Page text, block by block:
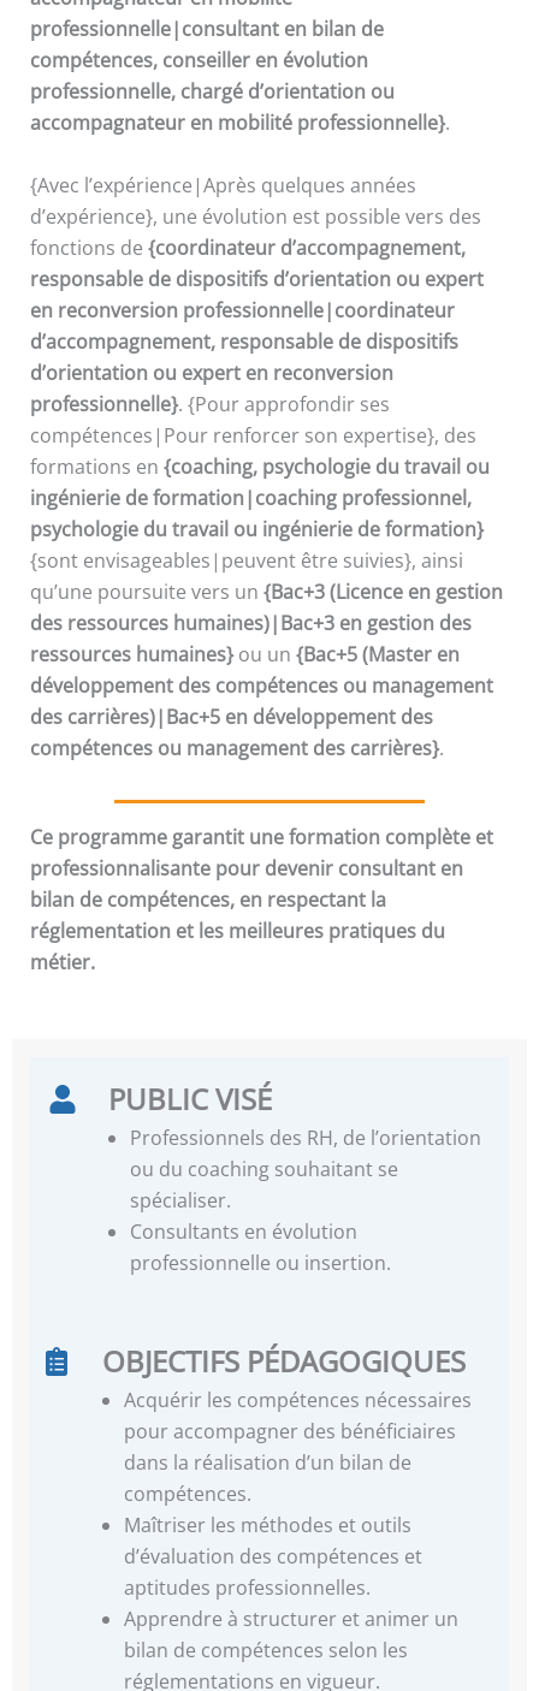
professionnelle|consultant en bilan de
compétences, conseiller en évolution
professionnelle, chargé d’orientation ou
accompagnateur en mobilité professionnelle}.
{Avec l’expérience|Après quelques années
d’expérience}, une évolution est possible vers des
fonctions de {coordinateur d’accompagnement,
responsable de dispositifs d’orientation ou expert
en reconversion professionnelle|coordinateur
d’accompagnement, responsable de dispositifs
d’orientation ou expert en reconversion
professionnelle}. {Pour approfondir ses
compétences|Pour renforcer son expertise}, des
formations en {coaching, psychologie du travail ou
ingénierie de formation|coaching professionnel,
psychologie du travail ou ingénierie de formation}
{sont envisageables|peuvent être suivies}, ainsi
qu’une poursuite vers un {Bac+3 (Licence en gestion
des ressources humaines)|Bac+3 en gestion des
ressources humaines}ou un {Bac+5 (Master en
développement des compétences ou management
des carrières)|Bac+5 en développement des
compétences ou management des carrières}.
Ce programme garantit une formation complète et
professionnalisante pour devenir consultant en
bilan de compétences, en respectant la
réglementation et les meilleures pratiques du
métier.
PUBLIC VISÉ
Professionnels des RH, de l’orientation
ou du coaching souhaitant se
spécialiser.
Consultants en évolution
professionnelle ou insertion.
OBJECTIFS PÉDAGOGIQUES
Acquérir les compétences nécessaires
pour accompagner des bénéficiaires
dans la réalisation d’un bilan de
compétences.
Maîtriser les méthodes et outils
d’évaluation des compétences et
aptitudes professionnelles.
Apprendre à structurer et animer un
bilan de compétences selon les
réglementations en vigueur.